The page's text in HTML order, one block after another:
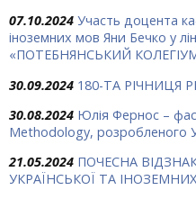
07.10.2024 Участь доцента
іноземних мов Яни Бечко у
«ПОТЕБНЯНСЬКИЙ
30.09.2024 180-ТА РІЧНИЦЯ
30.08.2024 Юлія Фернос –
Methodology, розробленого
21.05.2024 ПОЧЕСНА
УКРАЇНСЬКОЇ ТА